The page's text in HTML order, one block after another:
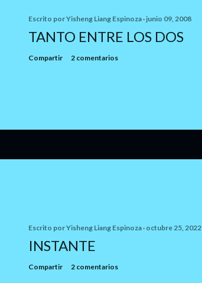
Escrito porYisheng Liang Espinoza junio 09, 2008
TANTO ENTRE LOS DOS
Compartir 2 comentarios
Escrito porYisheng Liang Espinoza octubre 25, 2022
INSTANTE
Compartir 2 comentarios